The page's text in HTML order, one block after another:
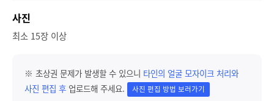
사진
최소 15장 이상
※ 초상권 문제가 발생할 수 있으니 타인의 얼굴 모자이크 처리와
사진 편집 후 업로드해 주세요. 사진 편집 방법 보러가기